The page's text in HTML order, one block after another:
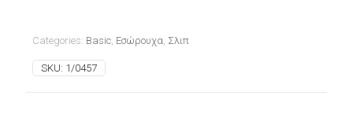
Categories: Basic, Εσώρουχα, Σλιπ
SKU: 1/0457